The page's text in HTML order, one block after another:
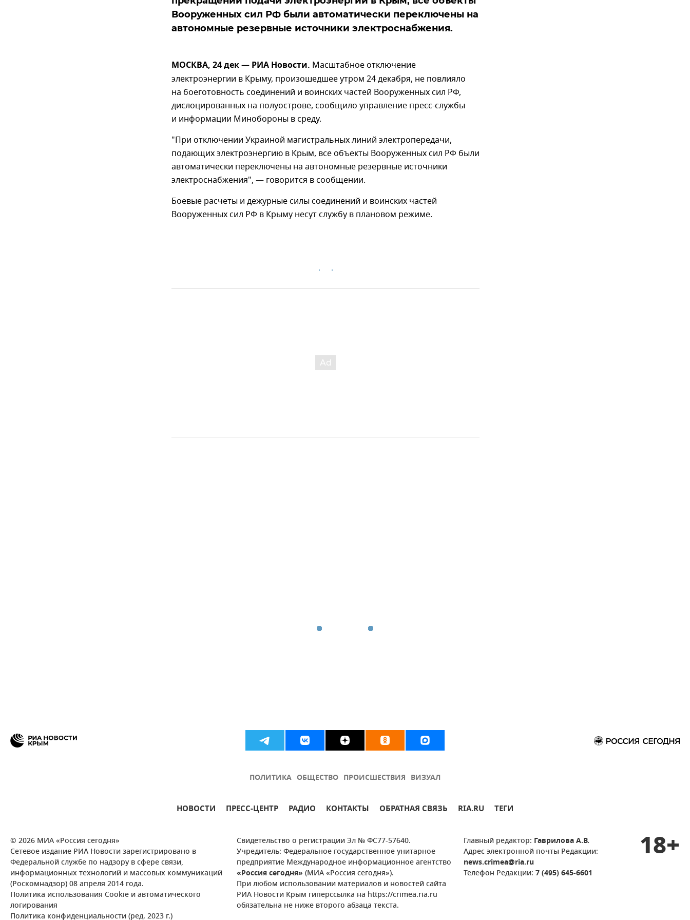
Вооруженных сил РФ были автоматически переключены на
автономные резервные источники электроснабжения.
МОСКВА, 24 дек — РИА Новости. Масштабное отключение
электроэнергии в Крыму, произошедшее утром 24 декабря, не повлияло
на боеготовность соединений и воинских частей Вооруженных сил РФ,
дислоцированных на полуострове, сообщило управление пресс-службы
и информации Минобороны в среду.
"При отключении Украиной магистральных линий электропередачи,
подающих электроэнергию в Крым, все объекты Вооруженных сил РФ были
автоматически переключены на автономные резервные источники
электроснабжения", — говорится в сообщении.
Боевые расчеты и дежурные силы соединений и воинских частей
Вооруженных сил РФ в Крыму несут службу в плановом режиме.
ПОЛИТИКА ОБЩЕСТВО ПРОИСШЕСТВИЯ ВИЗУАЛ
НОВОСТИ ПРЕСС-ЦЕНТР РАДИО КОНТАКТЫ ОБРАТНАЯ СВЯЗЬ RIA.RU ТЕГИ
© 2026 МИА «Россия сегодня»
Сетевое издание РИА Новости зарегистрировано в
Федеральной службе по надзору в сфере связи,
информационных технологий и массовых коммуникаций
(Роскомнадзор) 08 апреля 2014 года.
Политика использования Cookie и автоматического
логирования
Политика конфиденциальности (ред. 2023 г.)
Свидетельство о регистрации Эл № ФС77-57640.
Учредитель: Федеральное государственное унитарное
предприятие Международное информационное агентство
«Россия сегодня» (МИА «Россия сегодня»).
При любом использовании материалов и новостей сайта
РИА Новости Крым гиперссылка на https://crimea.ria.ru
обязательна не ниже второго абзаца текста.
Главный редактор: Гаврилова А.В.
Адрес электронной почты Редакции:
news.crimea@ria.ru
Телефон Редакции: 7 (495) 645-6601
18+